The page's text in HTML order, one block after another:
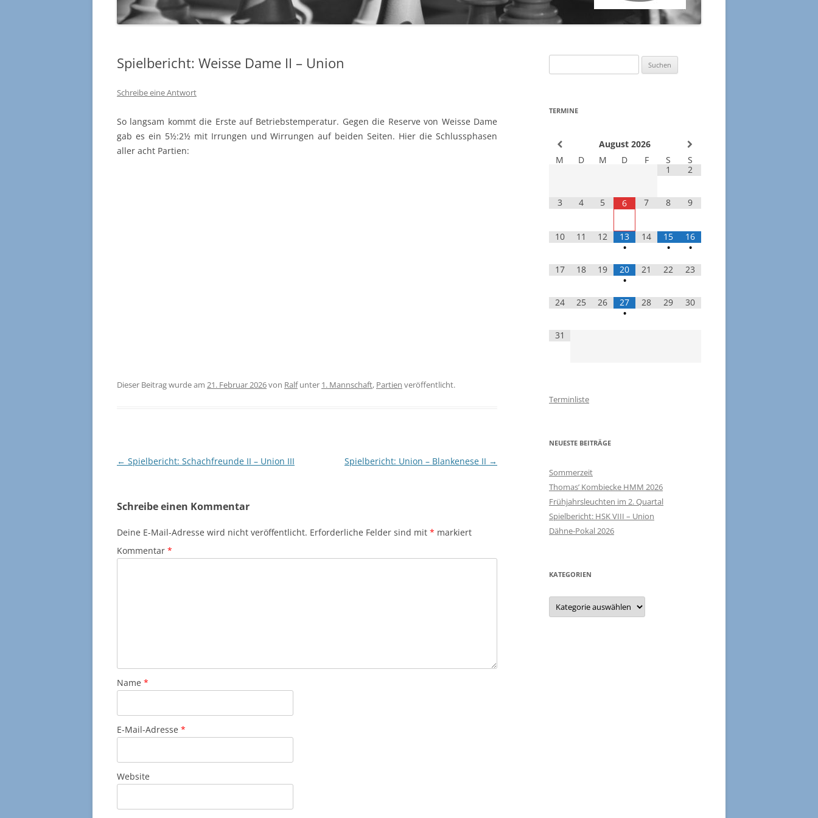
6. MANNSCHAFT
ARCHIV
2017
2015
2011
DWZ/ELO-RECHNER
ANMELDEN
Spielbericht: Weisse Dame II – Union
Schreibe eine Antwort
So langsam kommt die Erste auf Betriebstemperatur. Gegen die Reserve von Weisse Dame
gab es ein 5½:2½ mit Irrungen und Wirrungen auf beiden Seiten. Hier die Schlussphasen
aller acht Partien:
Dieser Beitrag wurde am 21. Februar 2026von Ralfunter 1. Mannschaft, Partien veröffentlicht.
Beitragsnavigation
← Spielbericht: Schachfreunde II – Union III Spielbericht: Union – Blankenese II →
Schreibe einen Kommentar
Deine E-Mail-Adresse wird nicht veröffentlicht. Erforderliche Felder sind mit * markiert
Kommentar *
Name *
E-Mail-Adresse *
Website
nach:
TERMINE
August 2026
M
D M D F S
S
1
2
3 4 5 6 7 8 9
10 11 12
13
•
14
15
•
16
•
17
18 19
20
•
21 22 23
24 25 26
27
•
28 29 30
31
Terminliste
NEUESTE BEITRÄGE
Sommerzeit
Thomas’ Kombiecke HMM 2026
Frühjahrsleuchten im 2. Quartal
Spielbericht: HSK VIII – Union
Dähne-Pokal 2026
KATEGORIEN
Kategorien